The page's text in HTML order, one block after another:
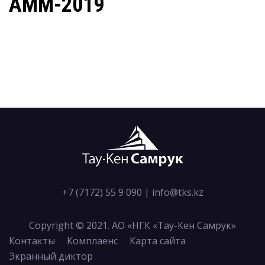
+7 (7172) 55 9 090 | info@tks.kz
Copyright © 2021. АО «НГК «Тау-Кен Самрук»
Контакты
Комплаенс
Карта сайта
Экранный диктор